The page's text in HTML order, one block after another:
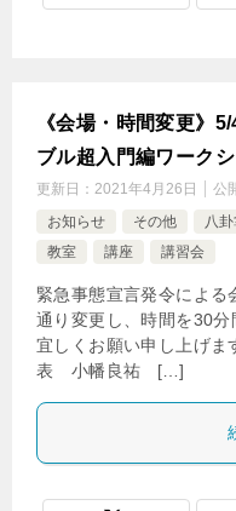
《会場・時間変更》
ブル超入門編ワーク
更新日： 2021年4月26日 公
お知らせ
その他 八
教室
講座 講習会
緊急事態宣言発令による
通り変更し、時間を30分
宜しくお願い申し上げ
表 小幡良祐 […]